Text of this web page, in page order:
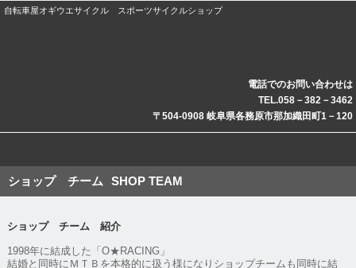
自転車屋オギウエサイクル スポーツサイクルショップ
電話でのお問い合わせは
TEL.058－382－3462
〒504-0908 岐阜県各務原市那加織田町1－120
ショップ チーム SHOP TEAM
ショップ チーム 紹介
1998年に結成した「O★RACING」
結婚と同時にＭＴＢを本格的に扱う様になりショップチームも同時に結